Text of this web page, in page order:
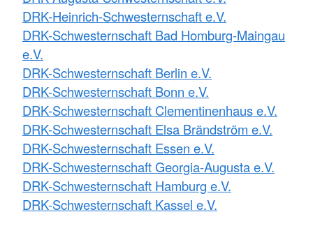
DRK-Heinrich-Schwesternschaft e.V.
DRK-Schwesternschaft Bad Homburg-Maingau
e.V.
DRK-Schwesternschaft Berlin e.V.
DRK-Schwesternschaft Bonn e.V.
DRK-Schwesternschaft Clementinenhaus e.V.
DRK-Schwesternschaft Elsa Brändström e.V.
DRK-Schwesternschaft Essen e.V.
DRK-Schwesternschaft Georgia-Augusta e.V.
DRK-Schwesternschaft Hamburg e.V.
DRK-Schwesternschaft Kassel e.V.